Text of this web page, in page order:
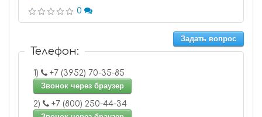
0
Задать вопрос
Телефон:
1)
+7 (3952) 70-35-85
Звонок через браузер
2)
+7 (800) 250-44-34